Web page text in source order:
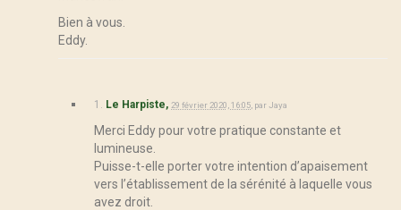
Bien à vous.
Eddy.
1. Le Harpiste, 29 février 2020, 16:05 parJaya
Merci Eddy pour votre pratique constante et
lumineuse.
Puisse-t-elle porter votre intention d’apaisement
vers l’établissement de la sérénité à laquelle vous
avez droit.